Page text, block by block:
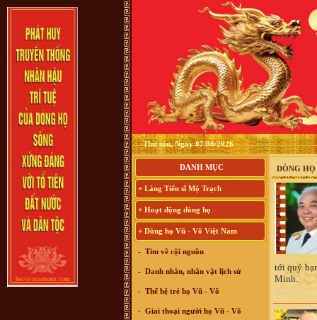
Thứ sáu, Ngày 07/08/2026
DANH MỤC
+ Làng Tiến sĩ Mộ Trạch
+ Hoạt động dòng họ
+ Dòng họ Vũ - Võ Việt Nam
- Tìm về cội nguồn
- Danh nhân, nhân vật lịch sử
- Thế hệ trẻ họ Vũ - Võ
- Giai thoại người họ Vũ - Võ
DÒNG
tới quý
Minh.